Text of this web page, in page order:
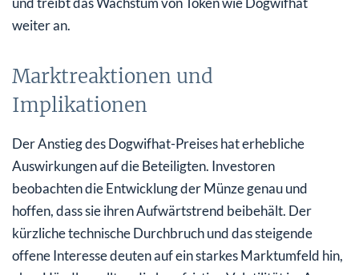
weiter an.
Marktreaktionen und
Implikationen
Der Anstieg des Dogwifhat-Preises hat erhebliche
Auswirkungen auf die Beteiligten. Investoren
beobachten die Entwicklung der Münze genau und
hoffen, dass sie ihren Aufwärtstrend beibehält. Der
kürzliche technische Durchbruch und das steigende
offene Interesse deuten auf ein starkes Marktumfeld hin,